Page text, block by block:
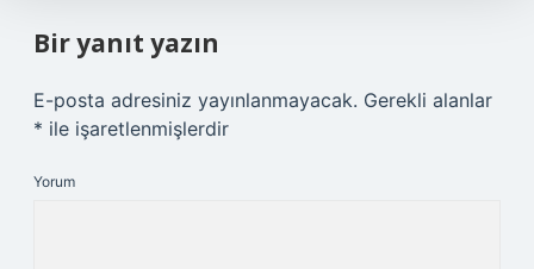
Bir yanıt yazın
E-posta adresiniz yayınlanmayacak. Gerekli alanlar
* ile işaretlenmişlerdir
Yorum